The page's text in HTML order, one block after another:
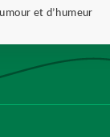
et d’humeur